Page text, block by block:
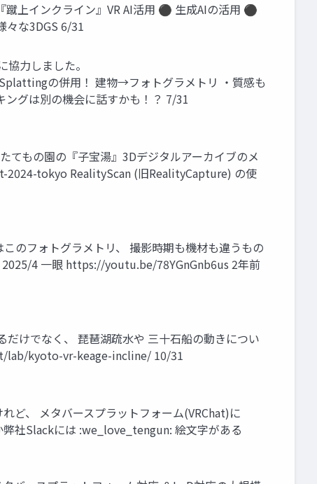
上インクライン』VR AI活用 ⚫ 生成AIの活用 ⚫
々な3DGS 6/31
力しました。
の併用！ 建物→フォトグラメトリ ・質感も
グは別の機会に話すかも！？ 7/31
てもの園の『子宝湯』3Dデジタルアーカイブのメ
tokyo RealityScan (旧RealityCapture) の使
のフォトグラメトリ、 撮影時期も機材も違うもの
2025/4 一眼 https://youtu.be/78YGnGnb6us 2年前
けでなく、 琵琶湖疏水や 三十石船の動きについ
lab/kyoto-vr-keage-incline/ 10/31
ど、 メタバースプラットフォーム(VRChat)に
社Slackには :we_love_tengun: 絵文字がある